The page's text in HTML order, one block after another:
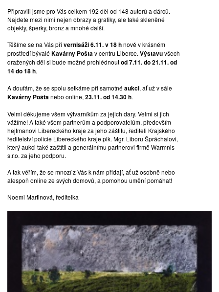
VYVOLÁVACÍ CENA:1 000 Kč
VYDRAŽENO ZA:2 300 Kč
Připravili jsme pro Vás celkem 192 děl od 148 autorů a dárců.
Najdete mezi nimi nejen obrazy a grafiky, ale také skleněné
objekty, šperky, bronz a mnohé další.
Těšíme se na Vás při vernisáži 6.11. v 18 hnově v krásném
prostředí bývaléKavárny Poštav centru Liberce. Výstavuvšech
dražených děl si bude možné prohlédnoutod 7.11. do 21.11. od
14 do 18 h.
A doufám, že se spolu setkáme při samotnéaukci, ať už v sále
Kavárny Poštanebo online, 23.11. od 14.30 h.
Velmi děkujeme všem výtvarníkům za jejich dary. Velmi si jich
vážíme! A také všem partnerům a podporovatelům, především
hejtmanovi Libereckého kraje za jeho záštitu, řediteli Krajského
ředitelství policie Libereckého kraje plk. Mgr. Liboru Špráchalovi,
který aukci také zaštítil a generálnímu partnerovi firmě Warmnis
s.r.o. za jeho podporu.
A tak věřím, že se mnozí z Vás k nám přidají, ať už osobně nebo
alespoň online ze svých domovů, a pomohou umění pomáhat!
Noemi Martinová, ředitelka